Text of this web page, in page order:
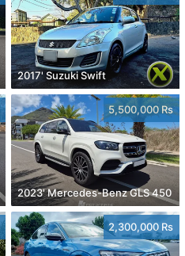
2017' Suzuki Swift
5,500,000 Rs
2023' Mercedes-Benz GLS 450
2,300,000 Rs